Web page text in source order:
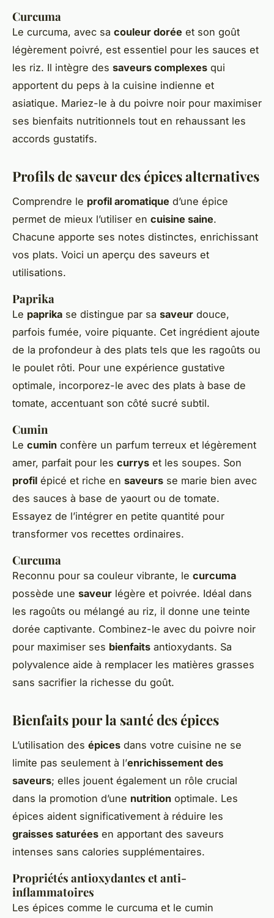
Curcuma
Le curcuma, avec sa couleur dorée et son goût
légèrement poivré, est essentiel pour les sauces et
les riz. Il intègre des saveurs complexes qui
apportent du peps à la cuisine indienne et
asiatique. Mariez-le à du poivre noir pour maximiser
ses bienfaits nutritionnels tout en rehaussant les
accords gustatifs.
Profils de saveur des épices alternatives
Comprendre le profil aromatique d’une épice
permet de mieux l’utiliser en cuisine saine.
Chacune apporte ses notes distinctes, enrichissant
vos plats. Voici un aperçu des saveurs et
utilisations.
Paprika
Le paprika se distingue par sa saveur douce,
parfois fumée, voire piquante. Cet ingrédient ajoute
de la profondeur à des plats tels que les ragoûts ou
le poulet rôti. Pour une expérience gustative
optimale, incorporez-le avec des plats à base de
tomate, accentuant son côté sucré subtil.
Cumin
Le cumin confère un parfum terreux et légèrement
amer, parfait pour les currys et les soupes. Son
profil épicé et riche en saveurs se marie bien avec
des sauces à base de yaourt ou de tomate.
Essayez de l’intégrer en petite quantité pour
transformer vos recettes ordinaires.
Curcuma
Reconnu pour sa couleur vibrante, le curcuma
possède une saveur légère et poivrée. Idéal dans
les ragoûts ou mélangé au riz, il donne une teinte
dorée captivante. Combinez-le avec du poivre noir
pour maximiser ses bienfaits antioxydants. Sa
polyvalence aide à remplacer les matières grasses
sans sacrifier la richesse du goût.
Bienfaits pour la santé des épices
L’utilisation des épices dans votre cuisine ne se
limite pas seulement à l’enrichissement des
saveurs; elles jouent également un rôle crucial
dans la promotion d’une nutrition optimale. Les
épices aident significativement à réduire les
graisses saturées en apportant des saveurs
intenses sans calories supplémentaires.
Propriétés antioxydantes et anti-
inflammatoires
Les épices comme le curcuma et le cumin